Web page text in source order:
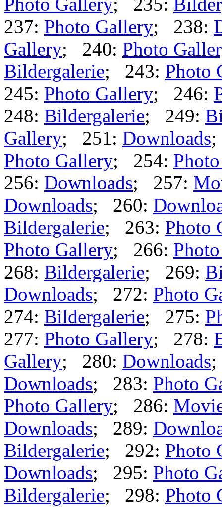
237: Photo Gallery; 238:
Gallery; 240: Photo
Bildergalerie; 243: Photo
245: Photo Gallery; 246:
248: Bildergalerie; 249:
Gallery; 251: Downloads
Photo Gallery; 254:
256: Downloads; 257:
Downloads; 260:
Bildergalerie; 263: Photo
Photo Gallery; 266:
268: Bildergalerie; 269:
Downloads; 272: Photo
274: Bildergalerie; 275:
277: Photo Gallery; 278:
Gallery; 280: Downloads
Downloads; 283: Photo
Photo Gallery; 286:
Downloads; 289:
Bildergalerie; 292: Photo
Downloads; 295: Photo
Bildergalerie; 298: Photo